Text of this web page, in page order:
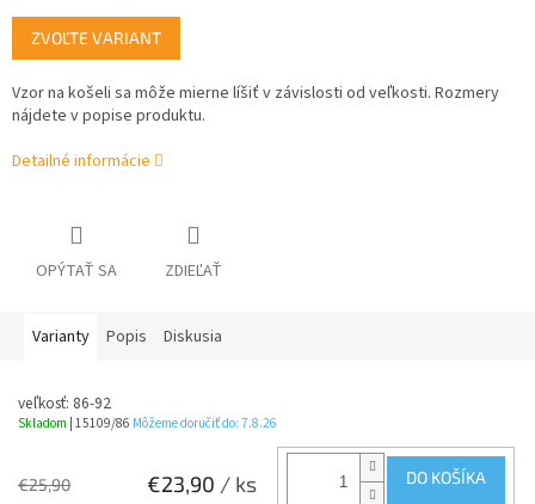
Jednotková
cena:
ZVOĽTE VARIANT
Vzor na košeli sa môže mierne líšiť v závislosti od veľkosti. Rozmery
nájdete v popise produktu.
Detailné informácie
OPÝTAŤ SA ZDIEĽAŤ
Varianty Popis Diskusia
veľkosť: 86-92
Skladom | 15109/86 Môžeme doručiť do: 7.8.26
€25,90 €23,90 / ks DO KOŠÍKA